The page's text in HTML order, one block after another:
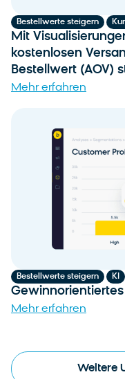
Bestellwerte steigern
Mit
kostenlosen
Bestellwert (AOV)
Mehr erfahren
Bestellwerte steigern KI
Gewinnorientiertes
Mehr erfahren
Weitere